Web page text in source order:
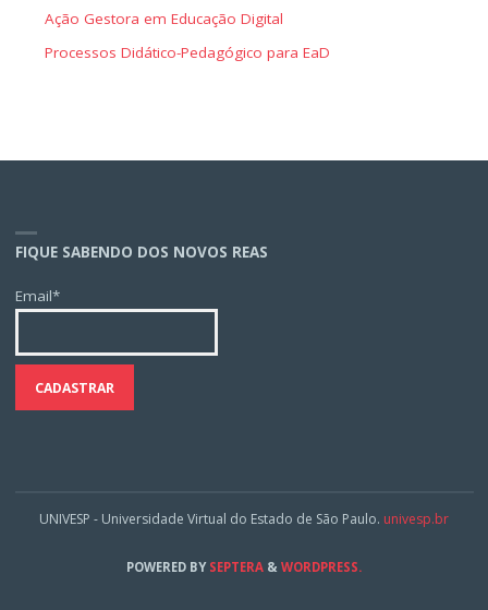
Ação Gestora em Educação Digital
Processos Didático-Pedagógico para EaD
FIQUE SABENDO DOS NOVOS REAS
Email*
UNIVESP - Universidade Virtual do Estado de São Paulo. univesp.br
POWERED BYSEPTERA & WORDPRESS.